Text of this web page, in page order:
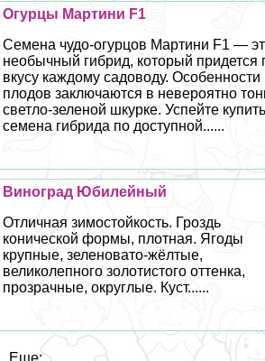
Огурцы Мартини F1
Семена чудо-огурцов Мартини F1 —
необычный гибрид, который придется
вкусу каждому садоводу. Особенности
плодов заключаются в невероятно
светло-зеленой шкурке. Успейте купить
семена гибрида по доступной......
Виноград Юбилейный
Отличная зимостойкость. Гроздь
конической формы, плотная. Ягоды
крупные, зеленовато-жёлтые,
великолепного золотистого оттенка,
прозрачные, округлые. Куст......
Еще: